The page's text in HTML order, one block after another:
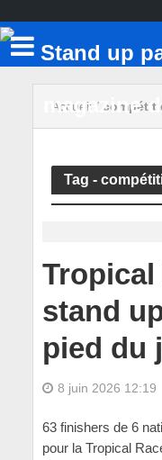
Accueil/
Tag -
Tropical
stand
pied du
8 juin 2026 12:19
63 finishers de 6
pour la Tropical